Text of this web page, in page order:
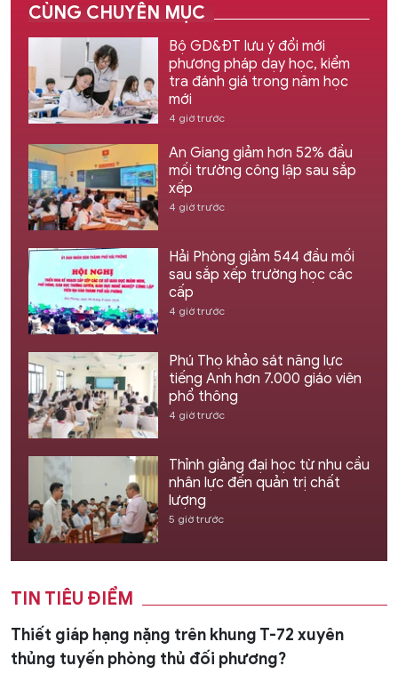
CÙNG CHUYÊN MỤC
Bộ GD&ĐT lưu ý đổi mới
phương pháp dạy học, kiểm
tra đánh giá trong năm học
mới
4 giờ trước
An Giang giảm hơn 52% đầu
mối trường công lập sau sắp
xếp
4 giờ trước
Hải Phòng giảm 544 đầu mối
sau sắp xếp trường học các
cấp
4 giờ trước
Phú Thọ khảo sát năng lực
tiếng Anh hơn 7.000 giáo viên
phổ thông
4 giờ trước
Thỉnh giảng đại học từ nhu cầu
nhân lực đến quản trị chất
lượng
5 giờ trước
TIN TIÊU ĐIỂM
Thiết giáp hạng nặng trên khung T-72 xuyên
thủng tuyến phòng thủ đối phương?